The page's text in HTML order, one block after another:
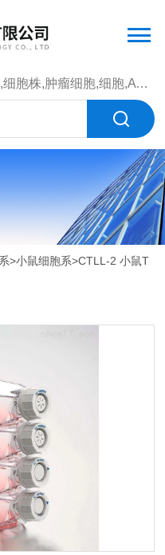
CMCC 菌种，标准菌株，质控菌种，微生物菌种，菌株，菌种
>小鼠细胞系>CTLL-2 小鼠T